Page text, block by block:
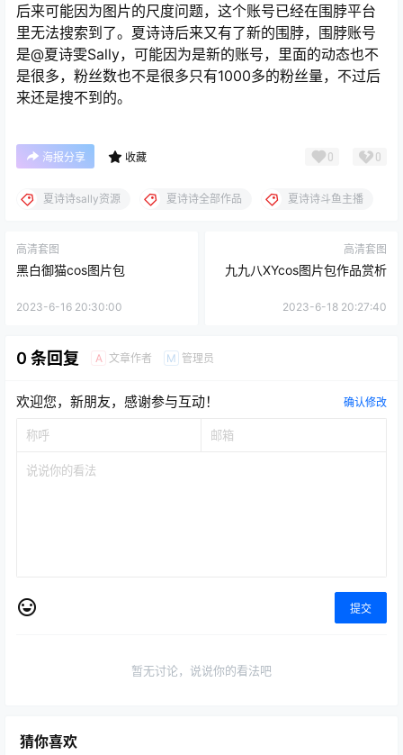
后来可能因为图片的尺度问题，这个账号已经在围脖平台
里无法搜索到了。夏诗诗后来又有了新的围脖，围脖账号
是@夏诗雯Sally，可能因为是新的账号，里面的动态也不
是很多，粉丝数也不是很多只有1000多的粉丝量，不过后
来还是搜不到的。
海报分享 收藏 0 0
夏诗诗sally资源 夏诗诗全部作品 夏诗诗斗鱼主播
高清套图
黑白御猫cos图片包
2023-6-16 20:30:00
高清套图
九九八XYcos图片包作品赏析
2023-6-18 20:27:40
0 条回复 A 文章作者 M 管理员
欢迎您，新朋友，感谢参与互动！ 确认修改
提交
暂无讨论，说说你的看法吧
猜你喜欢